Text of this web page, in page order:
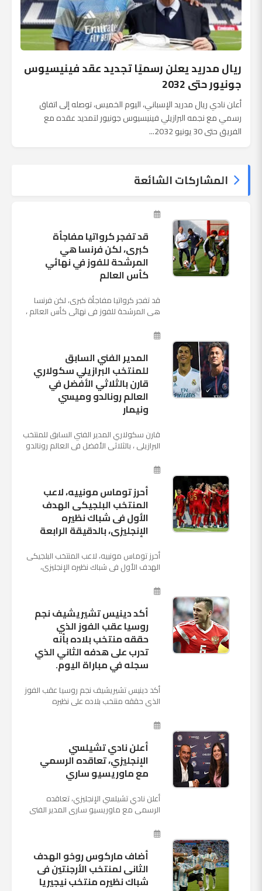
ريال مدريد يعلن رسميًا تجديد عقد فينيسيوس
جونيور حتى 2032
أعلن نادي ريال مدريد الإسباني، اليوم الخميس، توصله إلى اتفاق
رسمي مع نجمه البرازيلي فينيسيوس جونيور لتمديد عقده مع
الفريق حتى 30 يونيو 2032...
المشاركات الشائعة
قد تفجر كرواتيا مفاجأة
كبرى، لكن فرنسا هي
المرشحة للفوز في نهائي
كأس العالم
قد تفجر كرواتيا مفاجأة كبرى، لكن فرنسا
هي المرشحة للفوز في نهائي كأس العالم ،
الروسية في يوم شديد الح...
المدير الفني السابق
للمنتخب البرازيلي سكولاري
قارن بالثلاثي الأفضل في
العالم رونالدو وميسي
ونيمار
قارن سكولاري المدير الفني السابق للمنتخب
البرازيلي ، بالثلاثي الأفضل في العالم رونالدو
نجم ...
أحرز توماس مونييه، لاعب
المنتخب البلجيكى الهدف
الأول فى شباك نظيره
الإنجليزى، بالدقيقة الرابعة
أحرز توماس مونييه، لاعب المنتخب البلجيكى
الهدف الأول فى شباك نظيره الإنجليزى،
بينهما حاليا على م...
أكد دينيس تشيريشيف نجم
روسيا عقب الفوز الذي
حققه منتخب بلاده بأنه
تدرب على هدفه الثاني الذي
سجله في مباراة اليوم.
أكد دينيس تشيريشيف نجم روسيا عقب الفوز
الذي حققه منتخب بلاده على نظيره
كأس العالم بأنه تدرب على هد...
أعلن نادي تشيلسي
الإنجليزي، تعاقده الرسمي
مع ماوريسيو ساري
أعلن نادي تشيلسي الإنجليزي، تعاقده
الرسمي مع ماوريسيو ساري المدير الفني
المقبل وخلافة أنطونيو كو...
أضاف ماركوس روخو الهدف
الثانى لمنتخب الأرجنتين فى
شباك نظيره منتخب نيجيريا